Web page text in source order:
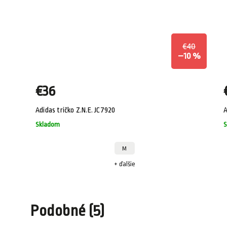
€40
–10 %
Adidas tričko Z.N.E. JC7920
Skladom
€36
M
+ ďalšie
Podobné (5)